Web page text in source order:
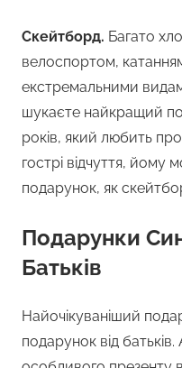
Скейтборд. Багато
велоспортом,
екстремальними
шукаєте найкращий
років, який любить
гострі відчуття,
подарунок, як
Подарунки
Батьків
Найочікуваніший
подарунок від